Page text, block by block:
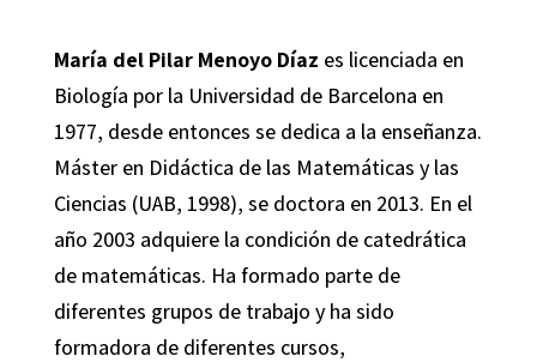
María del Pilar Menoyo Díaz es licenciada en
Biología por la Universidad de Barcelona en
1977, desde entonces se dedica a la enseñanza.
Máster en Didáctica de las Matemáticas y las
Ciencias (UAB, 1998), se doctora en 2013. En el
año 2003 adquiere la condición de catedrática
de matemáticas. Ha formado parte de
diferentes grupos de trabajo y ha sido
formadora de diferentes cursos,